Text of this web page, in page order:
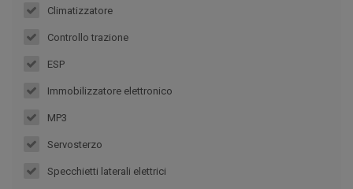
Climatizzatore
Controllo trazione
ESP
Immobilizzatore elettronico
MP3
Servosterzo
Specchietti laterali elettrici